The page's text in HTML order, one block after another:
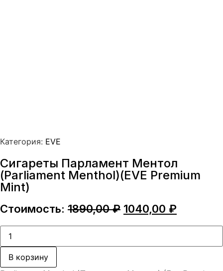
Категория: EVE
Сигареты Парламент Ментол
(Parliament Menthol)(EVE Premium
Mint)
Стоимость: 1890,00₽ Первоначальная
составляла
1040,00 ₽
1040,00
Количество
товара
Сигареты
Парламент
Ментол
В корзину